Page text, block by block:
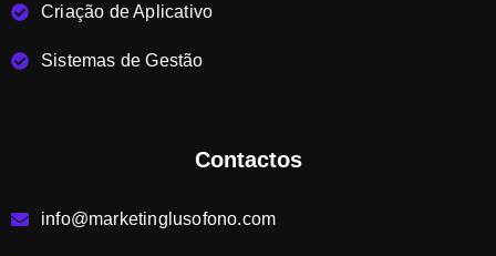
Criação de Aplicativo
Sistemas de Gestão
Contactos
info@marketinglusofono.com